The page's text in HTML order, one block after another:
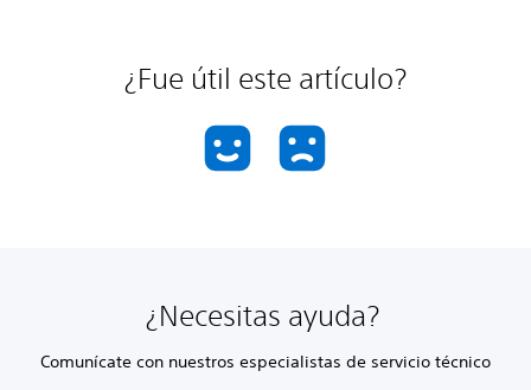
¿Fue útil este artículo?
¿Necesitas ayuda?
Comunícate con nuestros especialistas de servicio técnico